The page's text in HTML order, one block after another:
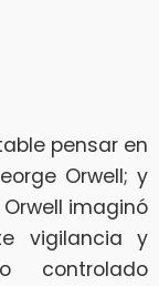
pensar en
Orwell; y
imaginó
vigilancia y
controlado